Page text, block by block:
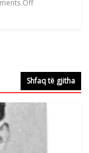
Off
Off
me takime pune
Off
Shfaq të gjitha